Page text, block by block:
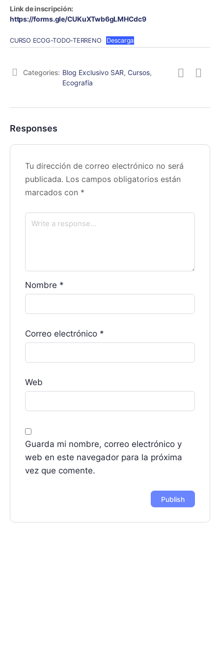
Link de inscripción:
https://forms.gle/CUKuXTwb6gLMHCdc9
CURSO ECOG-TODO-TERRENO Descarga
Categories: Blog Exclusivo SAR, Cursos,
Ecografía
Responses
Tu dirección de correo electrónico no será
publicada. Los campos obligatorios están
marcados con *
Nombre *
Correo electrónico *
Web
Guarda mi nombre, correo electrónico y
web en este navegador para la próxima
vez que comente.